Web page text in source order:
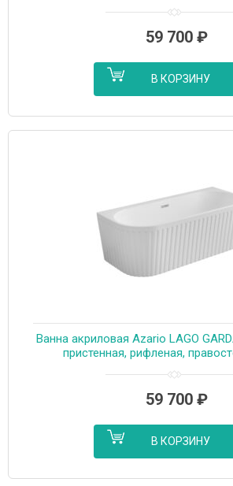
15075)
59 700 ₽
В КОРЗИНУ
Ванна акриловая Azario LAGO
пристенная, рифленая,
6724-A2 R 15075)
59 700 ₽
В КОРЗИНУ